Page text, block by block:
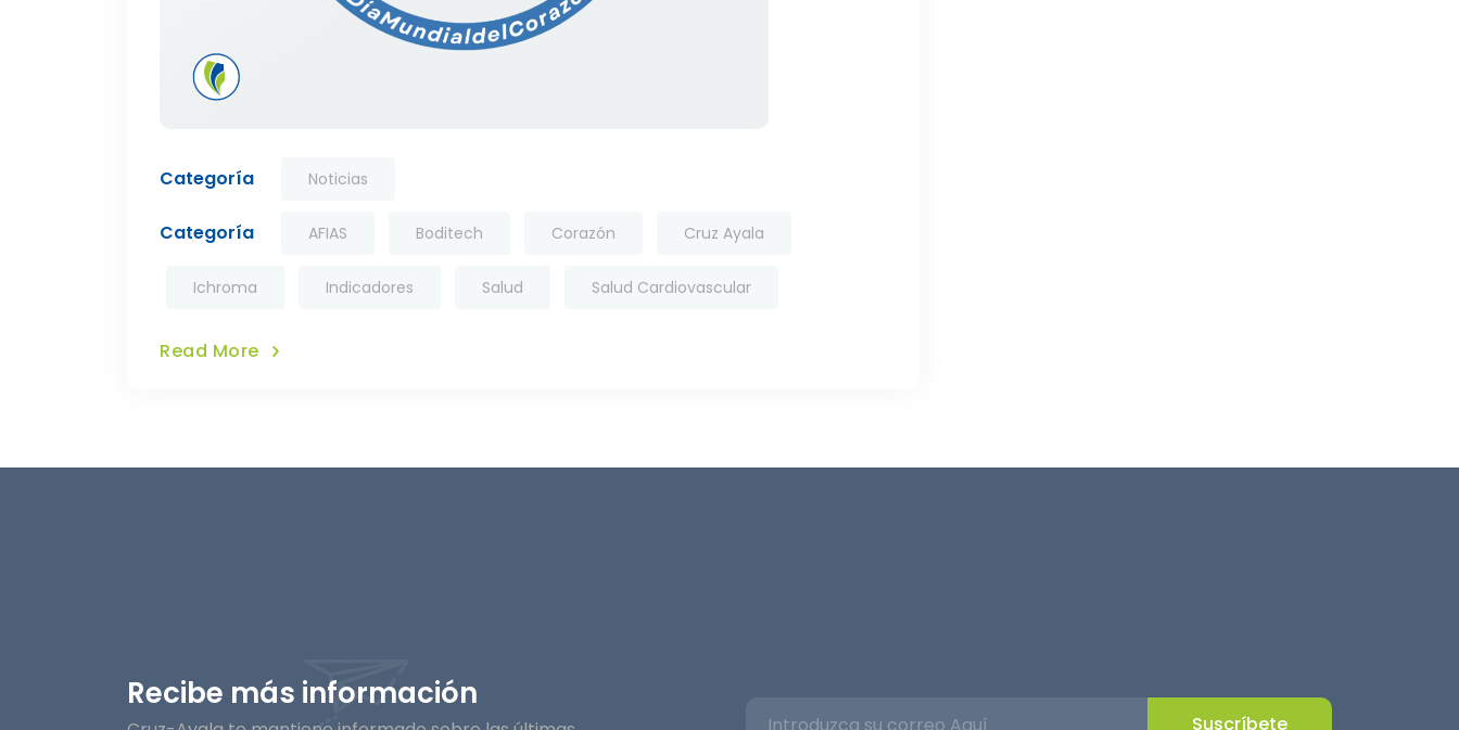
Categoría Noticias
Categoría AFIAS Boditech Corazón Cruz Ayala
Ichroma Indicadores Salud Salud Cardiovascular
Read More
Recibe más información
Suscríbete